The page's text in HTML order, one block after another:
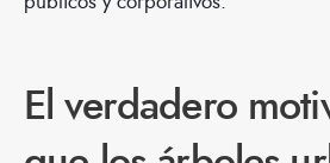
El verdadero